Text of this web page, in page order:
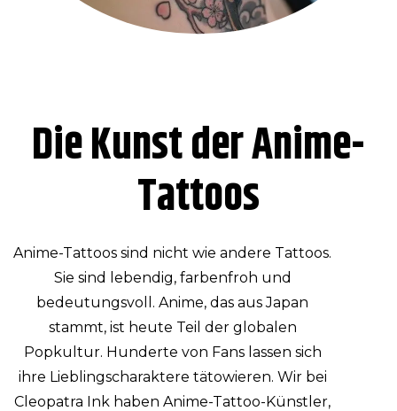
Die Kunst der Anime-
Tattoos
Anime-Tattoos sind nicht wie andere Tattoos.
Sie sind lebendig, farbenfroh und
bedeutungsvoll. Anime, das aus Japan
stammt, ist heute Teil der globalen
Popkultur. Hunderte von Fans lassen sich
ihre Lieblingscharaktere tätowieren. Wir bei
Cleopatra Ink haben Anime-Tattoo-Künstler,